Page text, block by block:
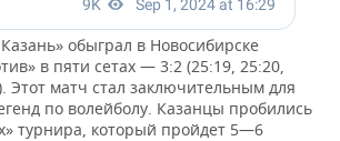
обыграл в Новосибирске
в пяти сетах — 3:2 (25:19, 25:20,
Этот матч стал заключительным для
по волейболу. Казанцы пробились
турнира, который пройдет 5—6